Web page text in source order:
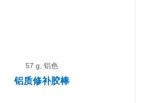
57 g, 铝色
铝质修补胶棒